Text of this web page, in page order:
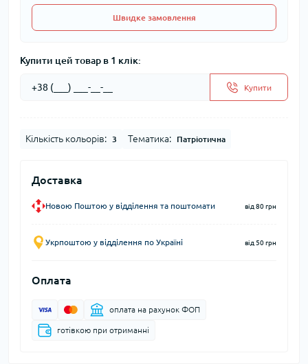
Швидке замовлення
Купити цей товар в 1 клік:
Купити
Кількість кольорів: 3 Тематика: Патріотична
Доставка
Новою Поштою у відділення та поштомати від 80 грн
Укрпоштою у відділення по Україні від 50 грн
Оплата
оплата на рахунок ФОП
готівкою при отриманні